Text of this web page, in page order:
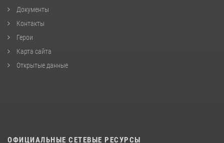
Документы
Контакты
Герои
Карта сайта
Открытые данные
ОФИЦИАЛЬНЫЕ СЕТЕВЫЕ РЕСУРСЫ